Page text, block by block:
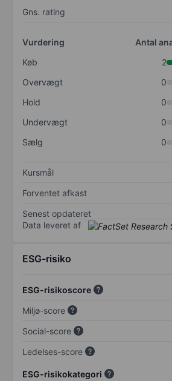
Gns. rating
Vurdering
Antal
Køb
2
Overvægt
0
Hold
0
Undervægt
0
Sælg
0
Kursmål
Forventet afkast
Senest opdateret
Data leveret af
ESG-risiko
ESG-risikoscore
Miljø-score
Social-score
Ledelses-score
ESG-risikokategori